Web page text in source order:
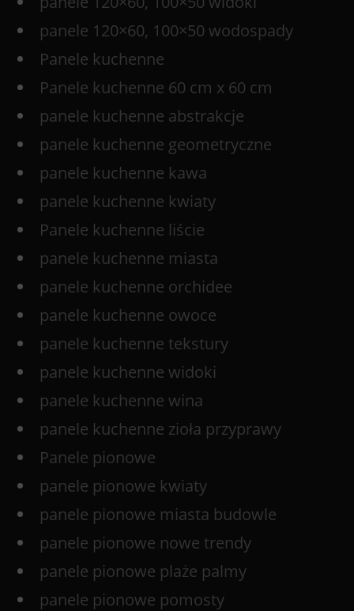
panele 120×60, 100×50 wodospady
Panele kuchenne
Panele kuchenne 60 cm x 60 cm
panele kuchenne abstrakcje
panele kuchenne geometryczne
panele kuchenne kawa
panele kuchenne kwiaty
Panele kuchenne liście
panele kuchenne miasta
panele kuchenne orchidee
panele kuchenne owoce
panele kuchenne tekstury
panele kuchenne widoki
panele kuchenne wina
panele kuchenne zioła przyprawy
Panele pionowe
panele pionowe kwiaty
panele pionowe miasta budowle
panele pionowe nowe trendy
panele pionowe plaże palmy
panele pionowe pomosty